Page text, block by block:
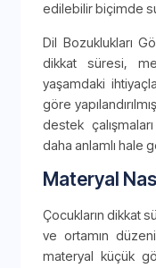
edilebilir biçimde
Dil Bozuklukları
dikkat süresi,
yaşamdaki
göre
destek
daha anlamlı hale
Materyal
Çocukların dikkat
ve ortamın
materyal küçük